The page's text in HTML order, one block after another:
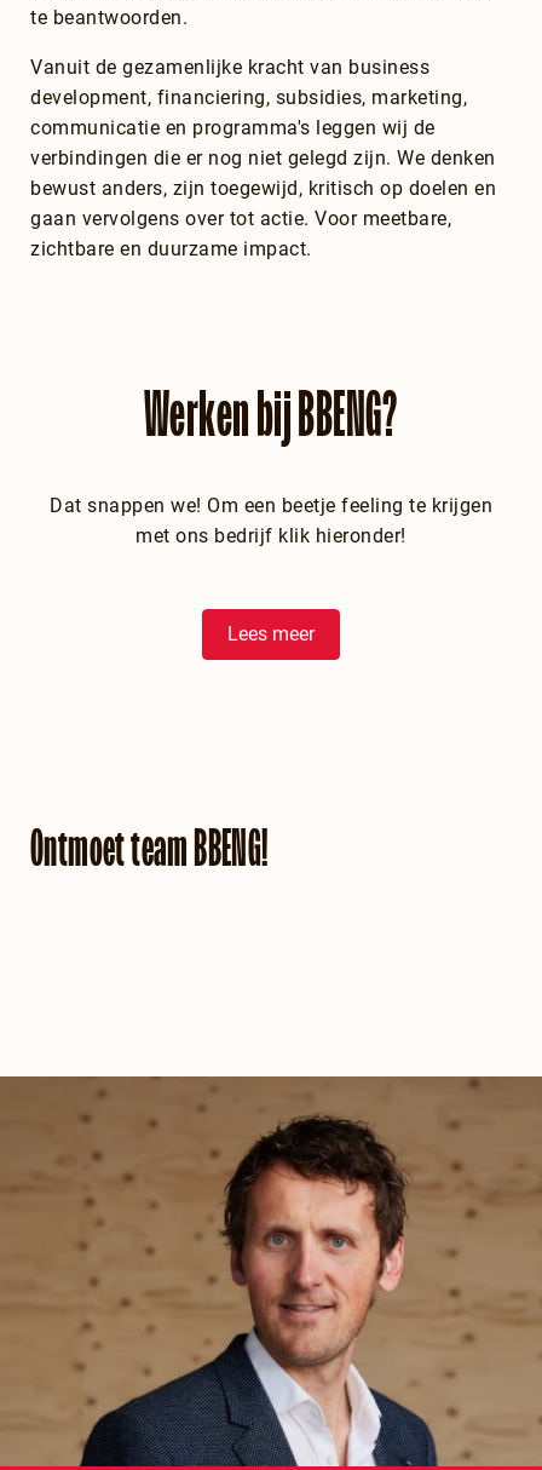
te beantwoorden.
Vanuit de gezamenlijke kracht van business
development, financiering, subsidies, marketing,
communicatie en programma's leggen wij de
verbindingen die er nog niet gelegd zijn. We denken
bewust anders, zijn toegewijd, kritisch op doelen en
gaan vervolgens over tot actie. Voor meetbare,
zichtbare en duurzame impact.
Werken bij BBENG?
Dat snappen we! Om een beetje feeling te krijgen
met ons bedrijf klik hieronder!
Lees meer
Ontmoet team BBENG!